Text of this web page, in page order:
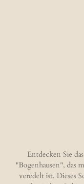
Entdecken Sie
"Bogenhausen", das
veredelt ist. Dieses